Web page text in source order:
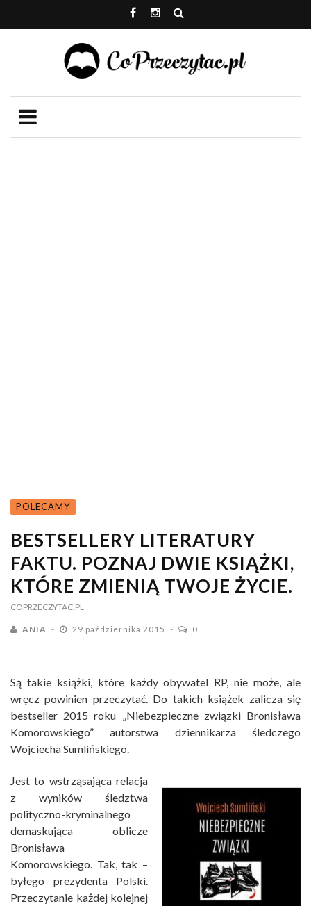
POLECAMY
BESTSELLERY LITERATURY
FAKTU. POZNAJ DWIE KSIĄŻKI,
KTÓRE ZMIENIĄ TWOJE ŻYCIE.
COPRZECZYTAC.PL
ANIA 29 października 2015 0
Są takie książki, które każdy obywatel RP, nie może, ale
wręcz powinien przeczytać. Do takich książek zalicza się
bestseller 2015 roku „Niebezpieczne związki Bronisława
Komorowskiego” autorstwa dziennikarza śledczego
Wojciecha Sumlińskiego.
Jest to wstrząsająca relacja
z wyników śledztwa
polityczno-kryminalnego
demaskująca oblicze
Bronisława
Komorowskiego. Tak, tak –
byłego prezydenta Polski.
Przeczytanie każdej kolejnej